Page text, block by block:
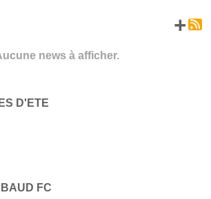
news à afficher.
+
D'ETE
FC